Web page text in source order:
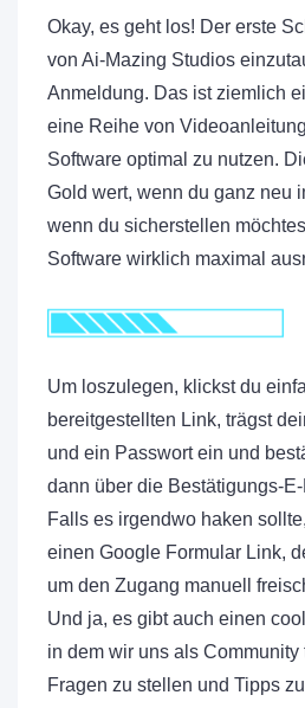
Okay, es geht los! Der erste
von Ai-Mazing Studios
Anmeldung. Das ist ziemlich
eine Reihe von
Software optimal zu nutzen.
Gold wert, wenn du ganz neu
wenn du sicherstellen
Software wirklich maximal
Um loszulegen, klickst du
bereitgestellten Link, trägst
und ein Passwort ein und
dann über die Bestätigungs-
Falls es irgendwo haken
einen Google Formular Link,
um den Zugang manuell
Und ja, es gibt auch einen
in dem wir uns als Community
Fragen zu stellen und Tipps